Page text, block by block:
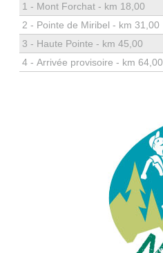
1 - Mont Forchat - km 18,00
2 - Pointe de Miribel - km 31,00
3 - Haute Pointe - km 45,00
4 - Arrivée provisoire - km 64,00